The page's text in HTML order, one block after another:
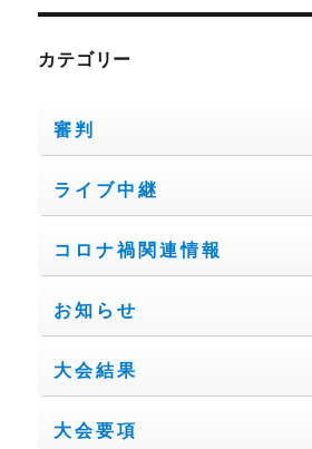
カテゴリー
審判
ライブ中継
コロナ禍関連情報
お知らせ
大会結果
大会要項